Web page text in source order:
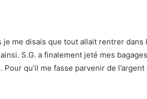
je me disais que tout allait rentrer dans
S.G. a finalement jeté mes
qu’il me fasse parvenir de